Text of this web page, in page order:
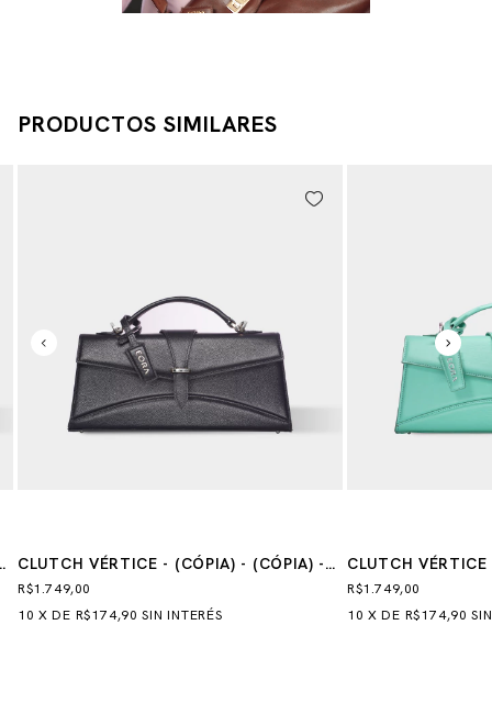
PRODUCTOS SIMILARES
CLUTCH VÉRTICE - (CÓPIA) - (CÓPIA) -
(CÓPIA) - (CÓPIA) - (CÓPIA)
R$1.749,00
10 XDE R$174,90 SIN INTERÉS
CLUTCH
R$1.749,00
10 XDE R$174,90